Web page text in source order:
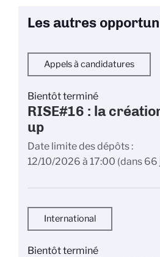
Les autres
Appels à candidatures
Bientôt terminé
RISE#16 : la
up
Date limite des dépôts
12/10/2026 à 17:00 (dans 66
International
Bientôt terminé